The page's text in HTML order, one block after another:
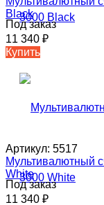
Black
Под заказ
11 340 ₽
Купить
Артикул: 5517
Мультивалютный
White
Под заказ
11 340 ₽